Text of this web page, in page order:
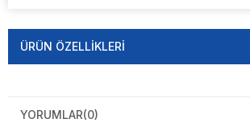
ÜRÜN ÖZELLIKLERI
YORUMLAR(0)